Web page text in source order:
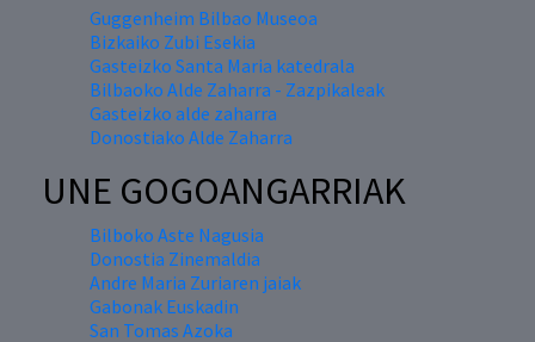
Guggenheim Bilbao Museoa
Bizkaiko Zubi Esekia
Gasteizko Santa Maria katedrala
Bilbaoko Alde Zaharra - Zazpikaleak
Gasteizko alde zaharra
Donostiako Alde Zaharra
UNE GOGOANGARRIAK
Bilboko Aste Nagusia
Donostia Zinemaldia
Andre Maria Zuriaren jaiak
Gabonak Euskadin
San Tomas Azoka